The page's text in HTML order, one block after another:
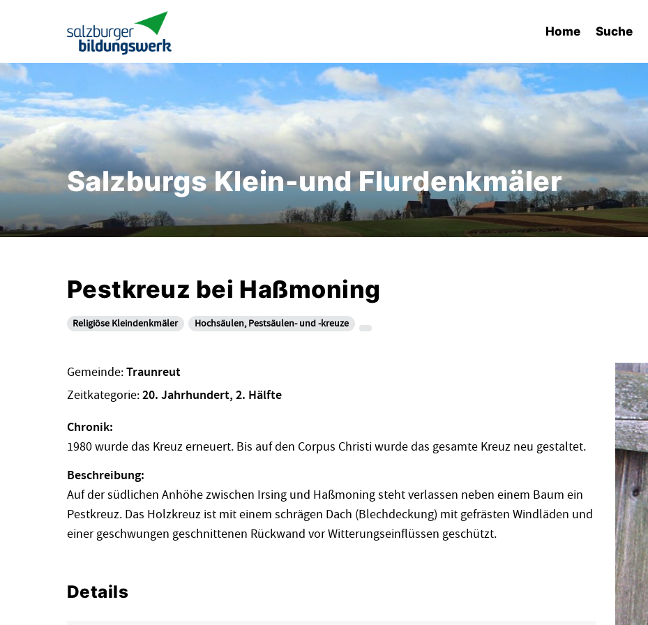
Home Suche
Salzburgs Klein-und Flurdenkmäler
Pestkreuz bei Haßmoning
Religiöse Kleindenkmäler Hochsäulen, Pestsäulen- und -kreuze
Gemeinde:Traunreut
Zeitkategorie:20. Jahrhundert, 2. Hälfte
Chronik:
1980 wurde das Kreuz erneuert. Bis auf den Corpus Christi wurde das gesamte Kreuz neu gestaltet.
Beschreibung:
Auf der südlichen Anhöhe zwischen Irsing und Haßmoning steht verlassen neben einem Baum ein
Pestkreuz. Das Holzkreuz ist mit einem schrägen Dach (Blechdeckung) mit gefrästen Windläden und
einer geschwungen geschnittenen Rückwand vor Witterungseinflüssen geschützt.
Details